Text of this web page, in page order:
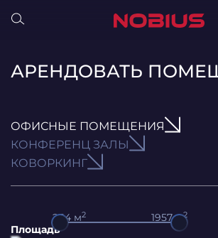
АРЕНДОВАТЬ
ОФИСНЫЕ ПОМЕЩЕНИЯ
КОНФЕРЕНЦ ЗАЛЫ
КОВОРКИНГ
Площадь
264 м2 1957м2